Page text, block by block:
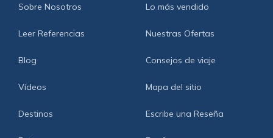
Sobre Nosotros Lo más vendido
Leer Referencias Nuestras Ofertas
Blog Consejos de viaje
Vídeos Mapa del sitio
Destinos Escribe una Reseña